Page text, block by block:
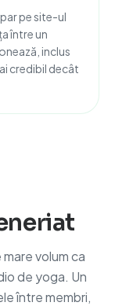
pe site-ul
între un
inclus
credibil decât
volum ca
de yoga. Un
între membri,